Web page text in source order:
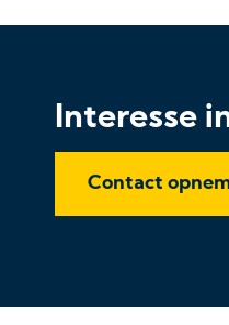
Interesse
Contact